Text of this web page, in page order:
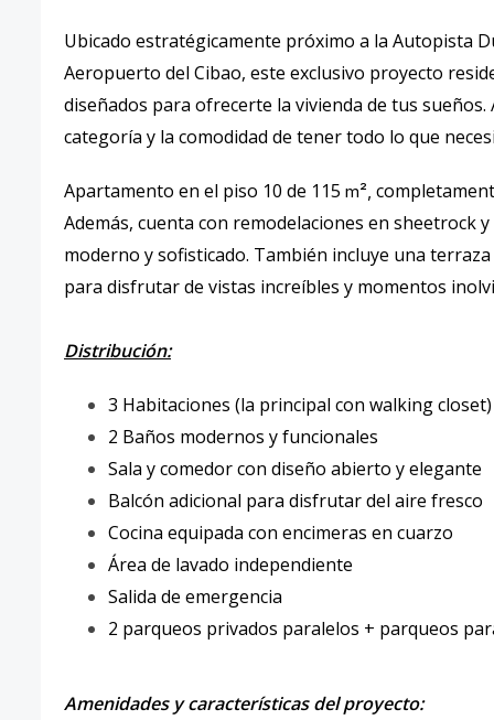
Ubicado estratégicamente próximo a la Autopista
Aeropuerto del Cibao, este exclusivo proyecto
diseñados para ofrecerte la vivienda de tus
categoría y la comodidad de tener todo lo que
Apartamento en el piso 10 de 115 m²,
Además, cuenta con remodelaciones en
moderno y sofisticado. También incluye una
para disfrutar de vistas increíbles y momentos
Distribución:
3 Habitaciones (la principal con walking closet)
2 Baños modernos y funcionales
Sala y comedor con diseño abierto y elegante
Balcón adicional para disfrutar del aire fresco
Cocina equipada con encimeras en cuarzo
Área de lavado independiente
Salida de emergencia
2 parqueos privados paralelos + parqueos
Amenidades y características del proyecto: